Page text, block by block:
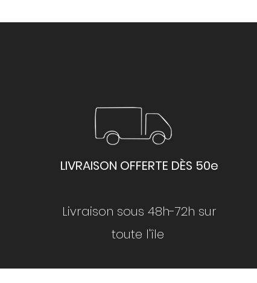
LIVRAISON OFFERTE DÈS 50e
Livraison sous 48h-72h sur
toute l'île